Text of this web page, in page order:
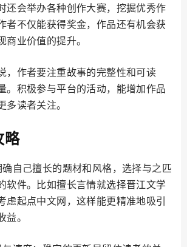
还会举办各种创作大赛，挖掘优秀作
者不仅能获得奖金，作品还有机会获
业价值的提升。
，作者要注重故事的完整性和可读
。积极参与平台的活动，能增加作品
读者关注。
略
自己擅长的题材和风格，选择与之匹
软件。比如擅长言情就选择晋江文学
虑起点中文网，这样能更精准地吸引
。